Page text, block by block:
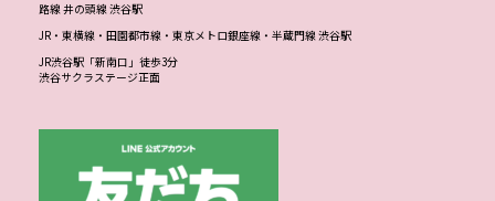
路線 井の頭線 渋谷駅
JR・東横線・田園都市線・東京メトロ銀座線・半蔵門線 渋谷駅
JR渋谷駅「新南口」徒歩3分
渋谷サクラステージ正面